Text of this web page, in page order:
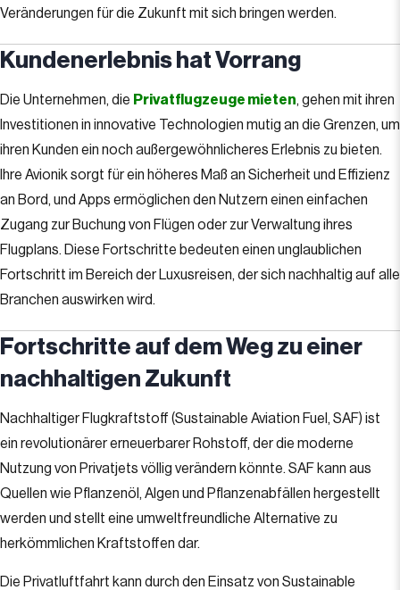
Veränderungen für die Zukunft mit sich bringen werden.
Kundenerlebnis hat Vorrang
Die Unternehmen, die Privatflugzeuge mieten, gehen mit ihren
Investitionen in innovative Technologien mutig an die Grenzen, um
ihren Kunden ein noch außergewöhnlicheres Erlebnis zu bieten.
Ihre Avionik sorgt für ein höheres Maß an Sicherheit und Effizienz
an Bord, und Apps ermöglichen den Nutzern einen einfachen
Zugang zur Buchung von Flügen oder zur Verwaltung ihres
Flugplans. Diese Fortschritte bedeuten einen unglaublichen
Fortschritt im Bereich der Luxusreisen, der sich nachhaltig auf alle
Branchen auswirken wird.
Fortschritte auf dem Weg zu einer
nachhaltigen Zukunft
Nachhaltiger Flugkraftstoff (Sustainable Aviation Fuel, SAF) ist
ein revolutionärer erneuerbarer Rohstoff, der die moderne
Nutzung von Privatjets völlig verändern könnte. SAF kann aus
Quellen wie Pflanzenöl, Algen und Pflanzenabfällen hergestellt
werden und stellt eine umweltfreundliche Alternative zu
herkömmlichen Kraftstoffen dar.
Die Privatluftfahrt kann durch den Einsatz von Sustainable